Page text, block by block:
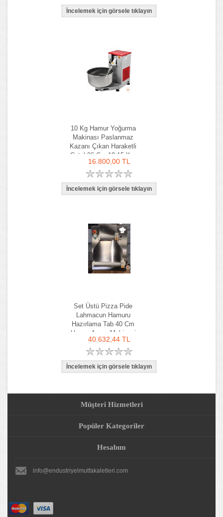
10 Kg Hamur Yoğurma
Makinası Paslanmaz
Kazanı Çıkan Haraketli
Çatal 36 Cm 10-15 Kg-
Ozay Makina
16.800,00 TL
Set Üstü Pizza Pide
Lahmacun Hamuru
Hazırlama Tab 40 Cm
Hamur Açma Makinesi
40.632,44 TL
Müşteri Hizmetleri
Popüler Kategoriler
Hesabım
info@endustriyelmutfakaletleri.com